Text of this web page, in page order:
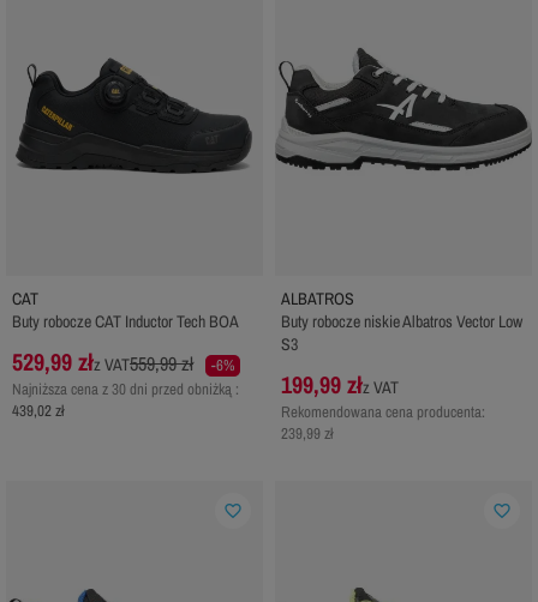
CAT
Buty robocze CAT Inductor Tech BOA
529,99 złz VAT559,99 zł
-6%
Najniższa cena z 30 dni przed obniżką :
439,02 zł
ALBATROS
Buty robocze niskie Albatros Vector Low
S3
199,99 złz VAT
Rekomendowana cena producenta:
239,99 zł
favorite_border favorite_border